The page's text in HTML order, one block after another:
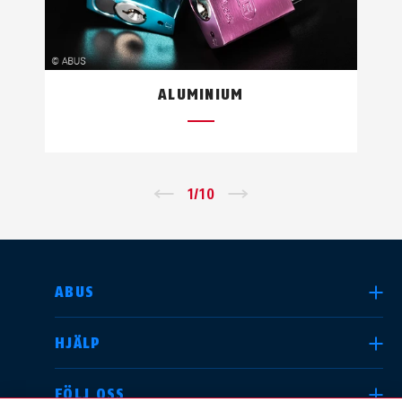
förkortat SBSC, är en svensk förening
för stöldskydd.
ALUMINIUM
1/10
ABUS
HJÄLP
FÖLJ OSS
SELECT COUNTRY
Deutschland